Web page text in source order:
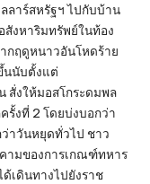
ลาร์สหรัฐฯ ไปกับบ้าน
งหาริมทรัพย์ในท้อง
กฤดูหนาวอันโหดร้าย
นนับตั้งแต่
สั่งให้มอสโกระดมพล
รั้งที่ 2 โดยบ่งบอกว่า
าวันหยุดทั่วไป ชาว
ามของการเกณฑ์ทหาร
เดินทางไปยังราช